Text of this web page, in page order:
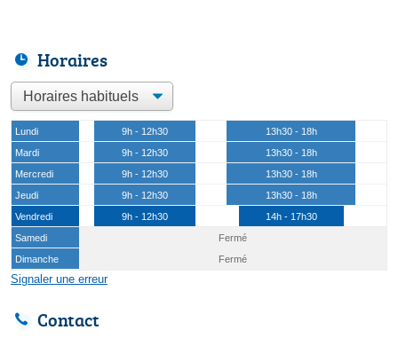
Horaires
Lundi 9h - 12h30
13h30 - 18h
Mardi
9h - 12h30
13h30 - 18h
Mercredi
9h - 12h30
13h30 - 18h
Jeudi
9h - 12h30
13h30 - 18h
Vendredi
9h - 12h30
14h - 17h30
Samedi
Fermé
Dimanche
Fermé
Signaler une erreur
Contact